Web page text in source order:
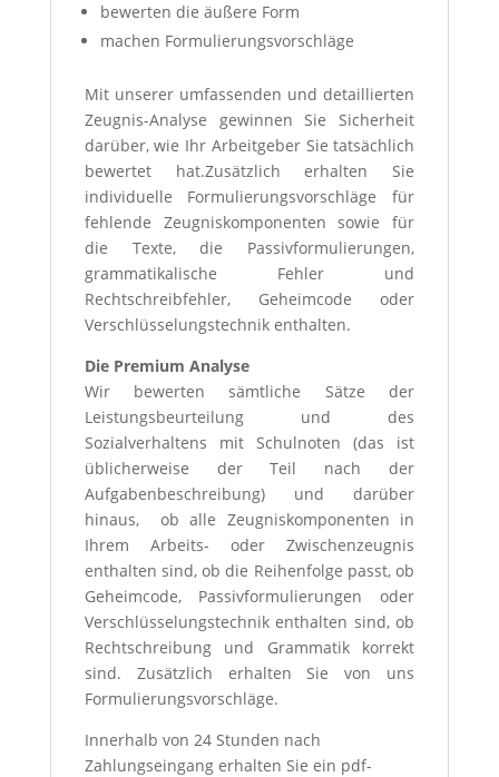
bewerten die äußere Form
machen Formulierungsvorschläge
Mit unserer umfassenden und detaillierten
Zeugnis-Analyse gewinnen Sie Sicherheit
darüber, wie Ihr Arbeitgeber Sie tatsächlich
bewertet hat.Zusätzlich erhalten Sie
individuelle Formulierungsvorschläge für
fehlende Zeugniskomponenten sowie für
die Texte, die Passivformulierungen,
grammatikalische Fehler und
Rechtschreibfehler, Geheimcode oder
Verschlüsselungstechnik enthalten.
Die Premium Analyse
Wir bewerten sämtliche Sätze der
Leistungsbeurteilung und des
Sozialverhaltens mit Schulnoten (das ist
üblicherweise der Teil nach der
Aufgabenbeschreibung) und darüber
hinaus, ob alle Zeugniskomponenten in
Ihrem Arbeits- oder Zwischenzeugnis
enthalten sind, ob die Reihenfolge passt, ob
Geheimcode, Passivformulierungen oder
Verschlüsselungstechnik enthalten sind, ob
Rechtschreibung und Grammatik korrekt
sind. Zusätzlich erhalten Sie von uns
Formulierungsvorschläge.
Innerhalb von 24 Stunden nach
Zahlungseingang erhalten Sie ein pdf-